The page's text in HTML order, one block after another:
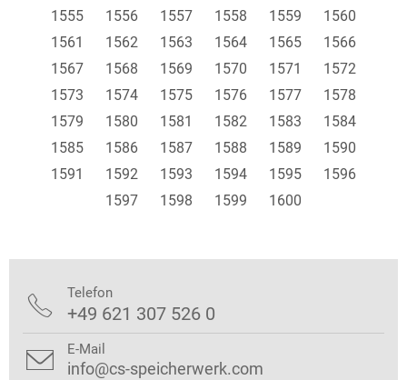
1555
1556 1557 1558 1559
1560
1561
1562 1563 1564 1565
1566
1567
1568 1569 1570 1571
1572
1573
1574 1575 1576 1577
1578
1579
1580 1581 1582 1583
1584
1585
1586 1587 1588 1589
1590
1591
1592 1593 1594 1595
1596
1597
1598 1599 1600
 Telefon
+49 621 307 526 0
 E-Mail
info@cs-speicherwerk.com